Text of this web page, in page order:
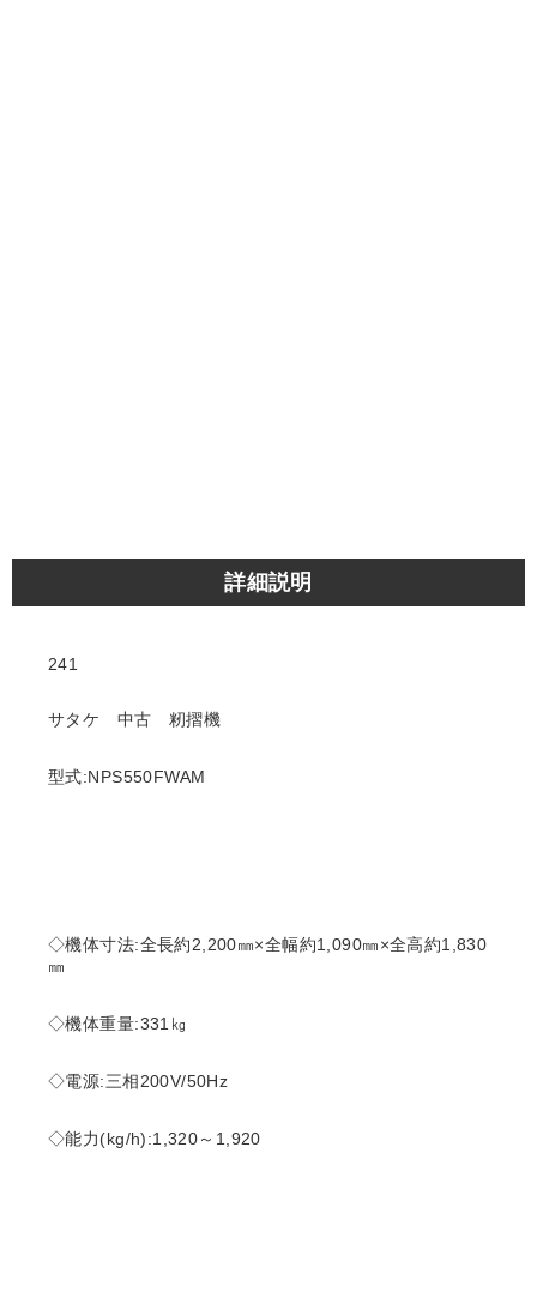
詳細説明
241
サタケ 中古 籾摺機
型式:NPS550FWAM
◇機体寸法:全長約2,200㎜×全幅約1,090㎜×全高約1,830
㎜
◇機体重量:331㎏
◇電源:三相200V/50Hz
◇能力(kg/h):1,320～1,920